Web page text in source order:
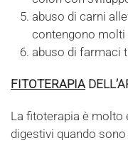
abuso di carni
contengono molti
abuso di farmaci
FITOTERAPIA
La fitoterapia è molto
digestivi quando